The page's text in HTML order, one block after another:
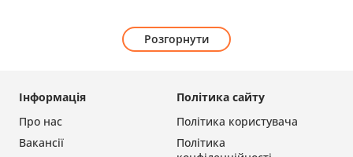
Розгорнути
Політика сайту
Політика користувача
Політика
Інформація
Про нас
Вакансії